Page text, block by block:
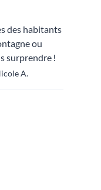
des habitants
ou
surprendre !
A.